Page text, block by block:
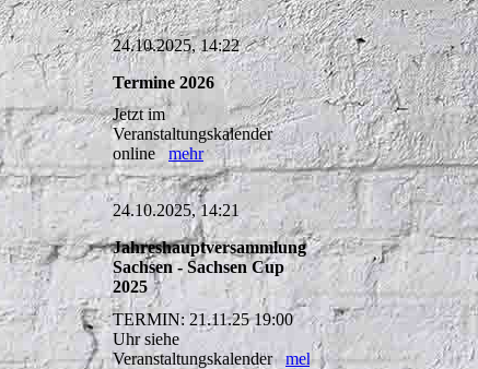
24.10.2025, 14:22
Termine 2026
Jetzt im
Veranstaltungskalender
online mehr
24.10.2025, 14:21
Jahreshauptversammlung
Sachsen - Sachsen Cup
2025
TERMIN: 21.11.25 19:00
Uhr siehe
Veranstaltungskalendermehr